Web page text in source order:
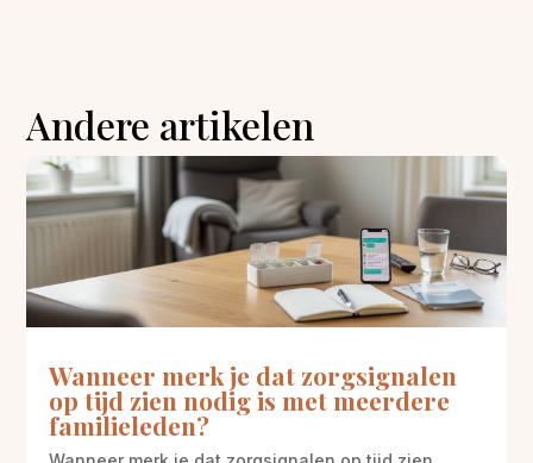
Andere artikelen
Wanneer merk je dat zorgsignalen
op tijd zien nodig is met meerdere
familieleden?